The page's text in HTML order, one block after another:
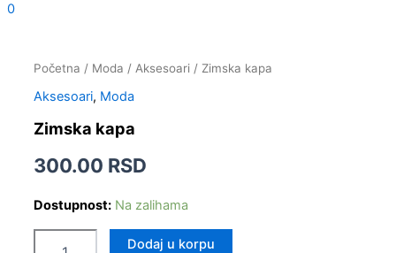
0
Početna / Moda / Aksesoari / Zimska kapa
Aksesoari, Moda
Zimska kapa
300.00 RSD
Dostupnost: Na zalihama
količina
Dodaj u korpu